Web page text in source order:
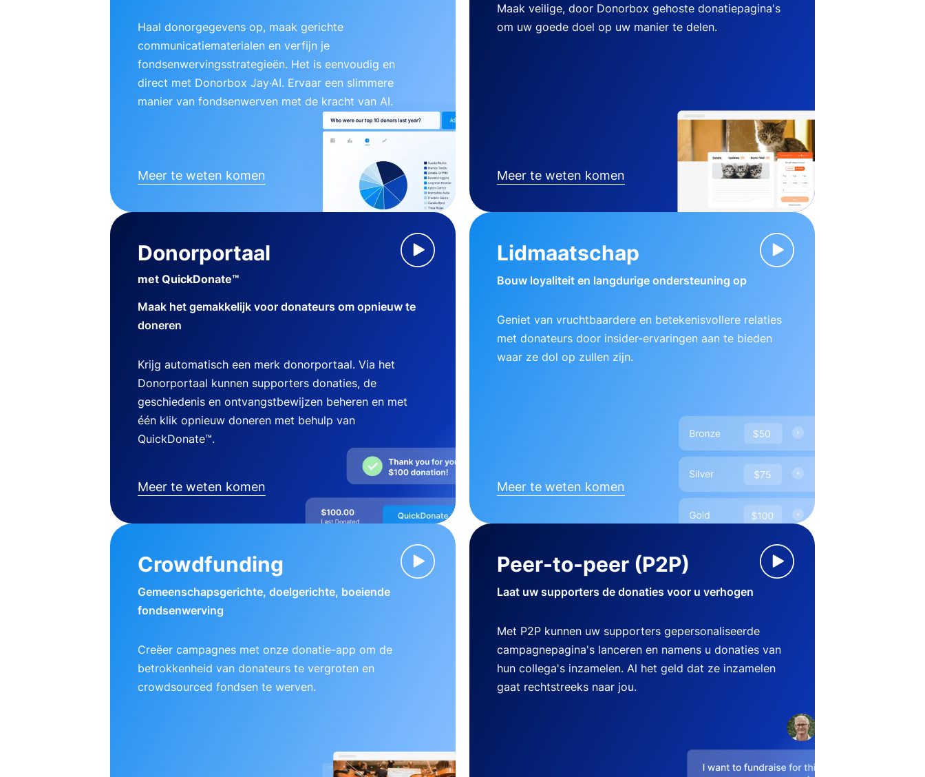
Haal donorgegevens op, maak gerichte
communicatiematerialen en verfijn je
fondsenwervingsstrategieën. Het is eenvoudig en
direct met Donorbox Jay·AI. Ervaar een slimmere
manier van fondsenwerven met de kracht van AI.
Meer te weten komen
Maak veilige, door Donorbox gehoste donatiepagina's
om uw goede doel op uw manier te delen.
Meer te weten komen
Donorportaal
met QuickDonate™
Maak het gemakkelijk voor donateurs om opnieuw te
doneren
Krijg automatisch een merk donorportaal. Via het
Donorportaal kunnen supporters donaties, de
geschiedenis en ontvangstbewijzen beheren en met
één klik opnieuw doneren met behulp van
QuickDonate™.
Meer te weten komen
Lidmaatschap
Bouw loyaliteit en langdurige ondersteuning op
Geniet van vruchtbaardere en betekenisvollere relaties
met donateurs door insider-ervaringen aan te bieden
waar ze dol op zullen zijn.
Meer te weten komen
Crowdfunding
Gemeenschapsgerichte, doelgerichte, boeiende
fondsenwerving
Creëer campagnes met onze donatie-app om de
betrokkenheid van donateurs te vergroten en
crowdsourced fondsen te werven.
Peer-to-peer (P2P)
Laat uw supporters de donaties voor u verhogen
Met P2P kunnen uw supporters gepersonaliseerde
campagnepagina's lanceren en namens u donaties van
hun collega's inzamelen. Al het geld dat ze inzamelen
gaat rechtstreeks naar jou.